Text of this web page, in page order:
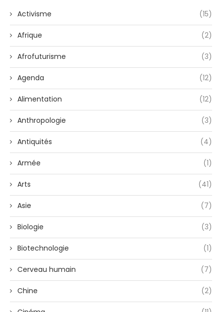
Activisme (15)
Afrique (2)
Afrofuturisme (3)
Agenda (12)
Alimentation (12)
Anthropologie (3)
Antiquités (4)
Armée (1)
Arts (41)
Asie (7)
Biologie (3)
Biotechnologie (1)
Cerveau humain (7)
Chine (2)